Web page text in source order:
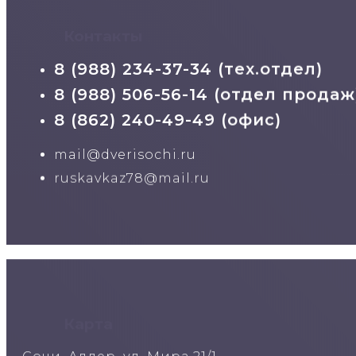
8 (988) 234-37-34 (тех.отдел)
8 (988) 506-56-14 (отдел
8 (862) 240-49-49 (офис)
mail@dverisochi.ru
ruskavkaz78@mail.ru